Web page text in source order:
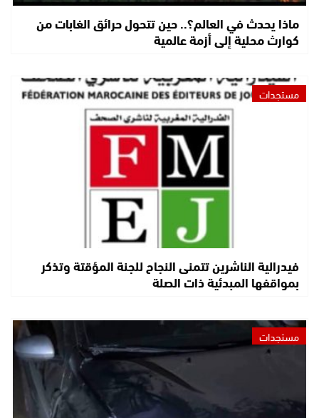
ماذا يحدث في العالم؟.. حين تتحول حرائق الغابات من
كوارث محلية إلى أزمة عالمية
مستجدات
فيدرالية الناشرين تتمنى النجاح للجنة المؤقتة وتذكر
بمواقفها المبدئية ذات الصلة
مستجدات